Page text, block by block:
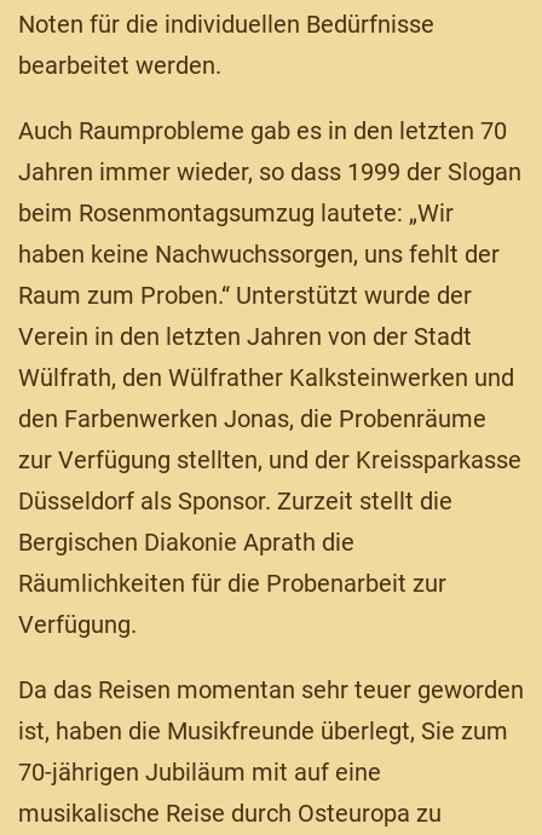
Noten für die individuellen Bedürfnisse
bearbeitet werden.
Auch Raumprobleme gab es in den letzten 70
Jahren immer wieder, so dass 1999 der Slogan
beim Rosenmontagsumzug lautete: „Wir
haben keine Nachwuchssorgen, uns fehlt der
Raum zum Proben.“ Unterstützt wurde der
Verein in den letzten Jahren von der Stadt
Wülfrath, den Wülfrather Kalksteinwerken und
den Farbenwerken Jonas, die Probenräume
zur Verfügung stellten, und der Kreissparkasse
Düsseldorf als Sponsor. Zurzeit stellt die
Bergischen Diakonie Aprath die
Räumlichkeiten für die Probenarbeit zur
Verfügung.
Da das Reisen momentan sehr teuer geworden
ist, haben die Musikfreunde überlegt, Sie zum
70-jährigen Jubiläum mit auf eine
musikalische Reise durch Osteuropa zu